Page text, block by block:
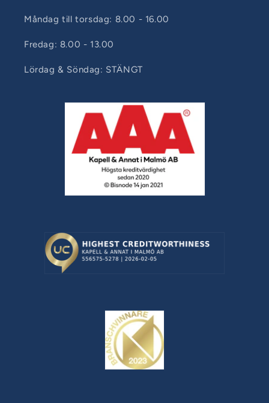
Måndag till torsdag: 8.00 - 16.00
Fredag: 8.00 - 13.00
Lördag & Söndag: STÄNGT